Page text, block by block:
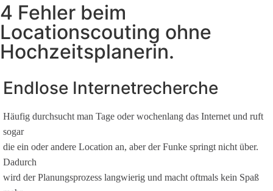
4 Fehler beim
Locationscouting ohne
Hochzeitsplanerin.
Endlose Internetrecherche
Häufig durchsucht man Tage oder wochenlang das Internet und ruft
sogar
die ein oder andere Location an, aber der Funke springt nicht über.
Dadurch
wird der Planungsprozess langwierig und macht oftmals kein Spaß